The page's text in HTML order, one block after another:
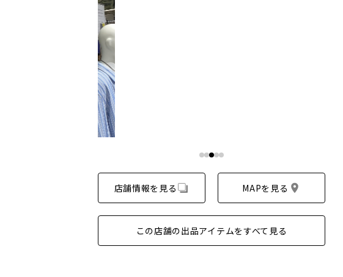
店舗情報を見る MAPを見る
この店舗の出品アイテムをすべて見る